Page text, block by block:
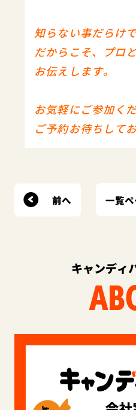
知らない事だらけ
だからこそ、プロ
お伝えします。
お気軽にご参加くだ
ご予約お待ちして
前へ 一覧
キャンディ